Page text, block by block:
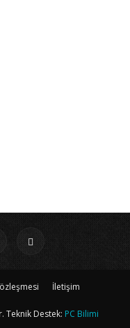
İletişim
Teknik Destek: PC Bilimi